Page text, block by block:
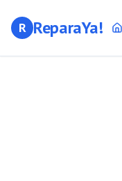
R ReparaYa!